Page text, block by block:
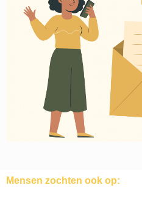
Mensen zochten ook op: